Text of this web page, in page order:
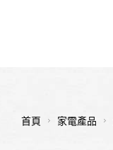
首頁 家電產品